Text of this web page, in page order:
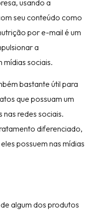
usando a
seu conteúdo como
por e-mail é um
a
mídias sociais.
bastante útil para
que possuam um
redes sociais.
diferenciado,
possuem nas mídias
algum dos produtos